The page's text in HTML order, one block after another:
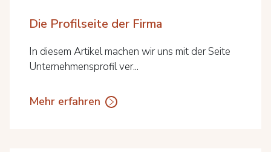
Die Profilseite der Firma
In diesem Artikel machen wir uns mit der Seite
Unternehmensprofil ver...
Mehr erfahren